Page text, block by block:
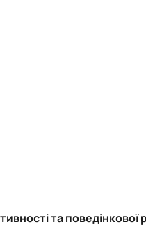
та поведінкової